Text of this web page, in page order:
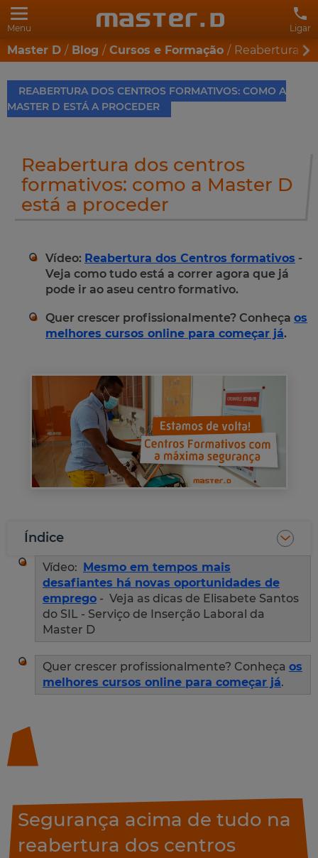
Menu Ligar
Master D Blog Cursos e Formação Reabertura
REABERTURA DOS CENTROS FORMATIVOS: COMO A
MASTER D ESTÁ A PROCEDER
Reabertura dos centros
formativos: como a Master D
está a proceder
Vídeo: Reabertura dos Centros formativos -
Veja como tudo está a correr agora que já
pode ir ao aseu centro formativo.
Quer crescer profissionalmente? Conheça os
melhores cursos online para começar já.
Índice
Vídeo: Mesmo em tempos mais
desafiantes há novas oportunidades de
emprego - Veja as dicas de Elisabete Santos
do SIL - Serviço de Inserção Laboral da
Master D
Quer crescer profissionalmente? Conheça os
melhores cursos online para começar já.
Segurança acima de tudo na
reabertura dos centros